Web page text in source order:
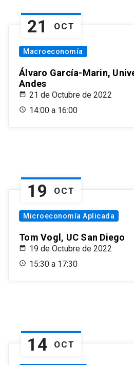
21 OCT
Macroeconomía
Álvaro García-Marin,
Andes
21 de Octubre de 2022
14:00 a 16:00
19 OCT
Microeconomía Aplicada
Tom Vogl, UC San Diego
19 de Octubre de 2022
15:30 a 17:30
14 OCT